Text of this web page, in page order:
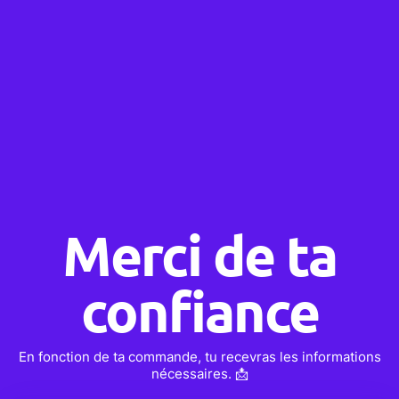
Merci de ta
confiance
En fonction de ta commande, tu recevras les informations
nécessaires. 📩